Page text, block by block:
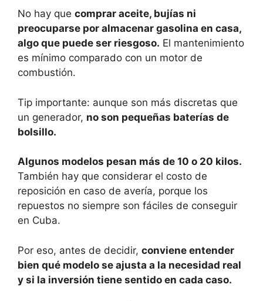
No hay que comprar aceite, bujías ni
preocuparse por almacenar gasolina en casa,
algo que puede ser riesgoso. El mantenimiento
es mínimo comparado con un motor de
combustión.
Tip importante: aunque son más discretas que
un generador, no son pequeñas baterías de
bolsillo.
Algunos modelos pesan más de 10 o 20 kilos.
También hay que considerar el costo de
reposición en caso de avería, porque los
repuestos no siempre son fáciles de conseguir
en Cuba.
Por eso, antes de decidir, conviene entender
bien qué modelo se ajusta a la necesidad real
y si la inversión tiene sentido en cada caso.